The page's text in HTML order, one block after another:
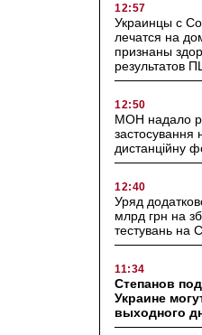
12:57
Украинцы с
лечатся на
признаны
результатов
12:50
МОН надало
застосування
дистанційну
12:40
Уряд
млрд грн на
тестувань на
11:34
Степанов
Украине
выходного